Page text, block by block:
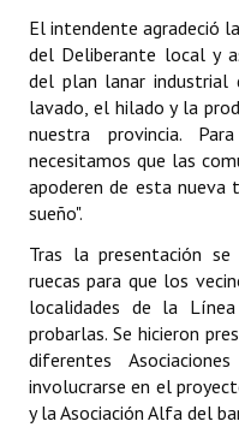
Audiencias Públicas -
Mujeres que Dejaron
Periodistas Decanos -
Ciudadano Ilustre - Registro
Banca del Vecino -
Huéspedes de Honor -
Antiguos Pobladores -
Reconocimientos -
El intendente agradeció
del Deliberante local y
del plan lanar industrial
lavado, el hilado y la
nuestra provincia.
necesitamos que las
apoderen de esta nueva
sueño".
Tras la presentación
ruecas para que los
localidades de la
probarlas. Se hicieron
diferentes
involucrarse en el
y la Asociación Alfa del